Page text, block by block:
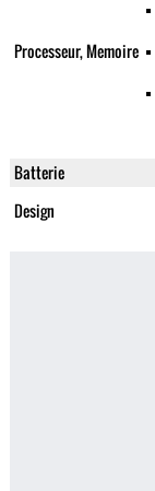
Processeur, Memoire
Batterie
Design